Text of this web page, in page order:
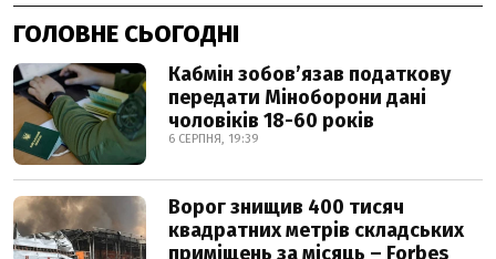
ГОЛОВНЕ СЬОГОДНІ
Кабмін зобовʼязав податкову
передати Міноборони дані
чоловіків 18-60 років
6 СЕРПНЯ, 19:39
Ворог знищив 400 тисяч
квадратних метрів складських
приміщень за місяць – Forbes